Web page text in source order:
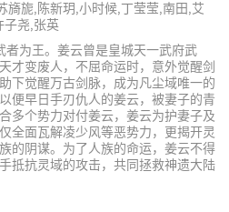
旖旎,陈新玥,小时候,丁莹莹,南田,艾
子尧,张英
者为王。姜云曾是皇城天一武府武
才变废人，不屈命运时，意外觉醒剑
下觉醒万古剑脉，成为凡尘域唯一的
便早日手刃仇人的姜云，被妻子的青
多个势力对付姜云，姜云为护妻子及
全面瓦解凌少风等恶势力，更揭开灵
的阴谋。为了人族的命运，姜云不得
抵抗灵域的攻击，共同拯救神遗大陆